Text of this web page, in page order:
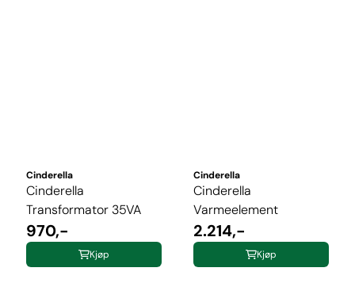
Cinderella
Cinderella
Transformator 35VA
970,-
Kjøp
Cinderella
Cinderella
Varmeelement
2.214,-
Kjøp